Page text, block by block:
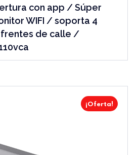
con app / Súper
WIFI / soporta 4
frentes de calle /
¡Oferta!